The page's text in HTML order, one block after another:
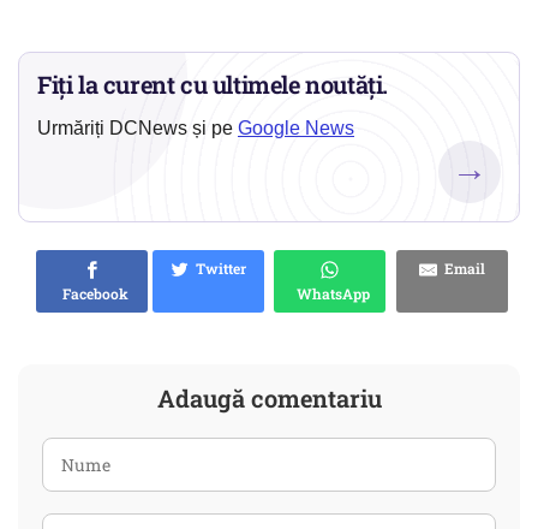
Fiți la curent cu ultimele noutăți.
Urmăriți DCNews și pe Google News
→
Facebook
Twitter
WhatsApp
Email
Adaugă comentariu